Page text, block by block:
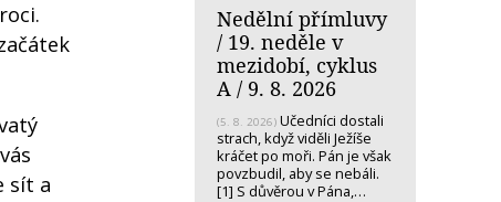
sít a
Nedělní přímluvy
/ 19. neděle v
mezidobí, cyklus
A / 9. 8. 2026
(5. 8. 2026) Učedníci dostali
strach, když viděli Ježíše
kráčet po moři. Pán je však
povzbudil, aby se nebáli.
[1] S důvěrou v Pána,…